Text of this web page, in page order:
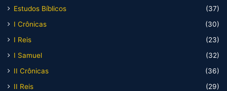
Estudos Bíblicos
(37)
I Crônicas
(30)
I Reis
(23)
I Samuel
(32)
II Crônicas
(36)
II Reis
(29)